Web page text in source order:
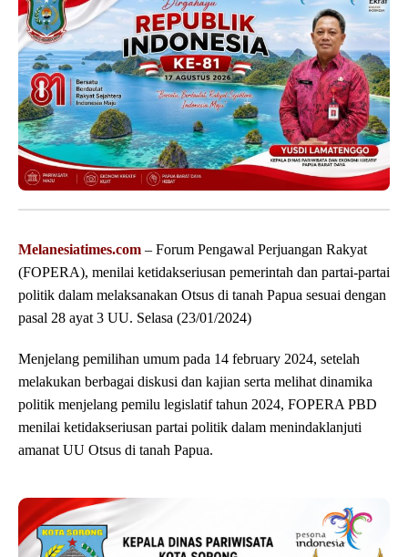
Melanesiatimes.com – Forum Pengawal Perjuangan Rakyat
(FOPERA), menilai ketidakseriusan pemerintah dan partai-partai
politik dalam melaksanakan Otsus di tanah Papua sesuai dengan
pasal 28 ayat 3 UU. Selasa (23/01/2024)
Menjelang pemilihan umum pada 14 february 2024, setelah
melakukan berbagai diskusi dan kajian serta melihat dinamika
politik menjelang pemilu legislatif tahun 2024, FOPERA PBD
menilai ketidakseriusan partai politik dalam menindaklanjuti
amanat UU Otsus di tanah Papua.